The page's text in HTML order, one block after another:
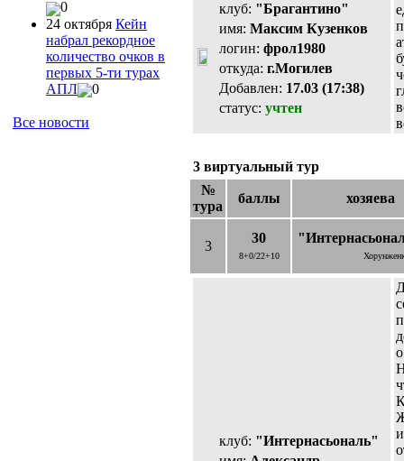
0
24 октября Кейн
набрал рекордное
количество очков в
первых 5-ти турах
АПЛ
0
Все новости
клуб: "Брагантино"
имя: Максим Кузенков
логин: фрол1980
откуда: г.Могилев
Добавлен: 17.03 (17:38)
статус: учтен
3 виртуальный тур
№
тура
баллы хозяева
3
30
8+0/22+10
клуб: "Интернасьональ"